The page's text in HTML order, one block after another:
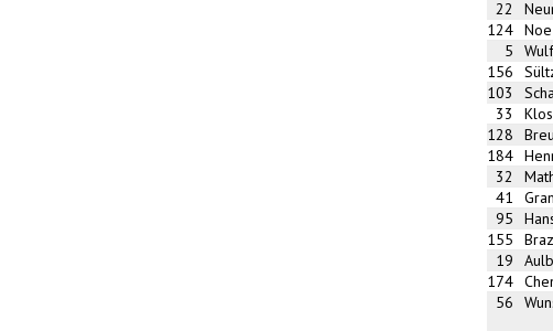
22
124 Noe
5
156
103
33
128
184
32
41
95
155
19
174
56